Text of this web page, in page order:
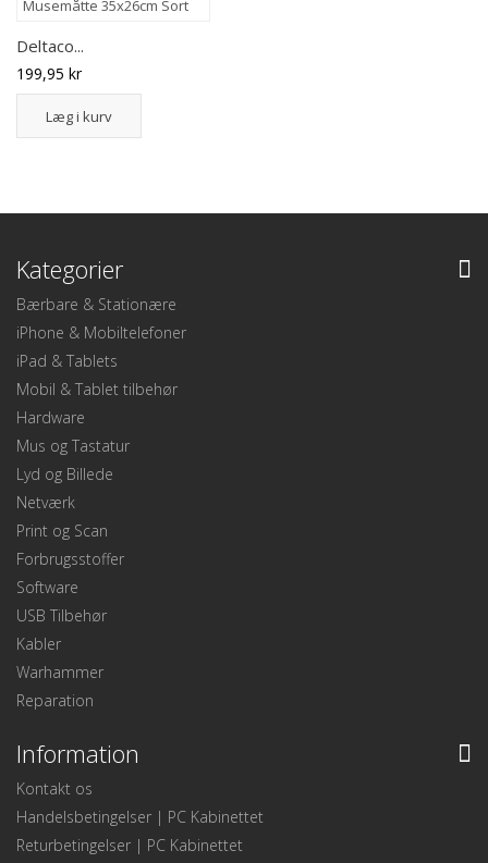
Deltaco...
199,95 kr
Læg i kurv
Kategorier
Bærbare & Stationære
iPhone & Mobiltelefoner
iPad & Tablets
Mobil & Tablet tilbehør
Hardware
Mus og Tastatur
Lyd og Billede
Netværk
Print og Scan
Forbrugsstoffer
Software
USB Tilbehør
Kabler
Warhammer
Reparation
Information
Kontakt os
Handelsbetingelser | PC Kabinettet
Returbetingelser | PC Kabinettet